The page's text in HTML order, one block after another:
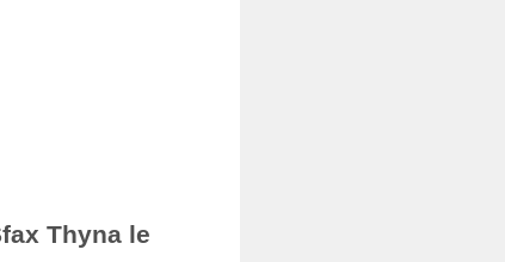
Thyna le